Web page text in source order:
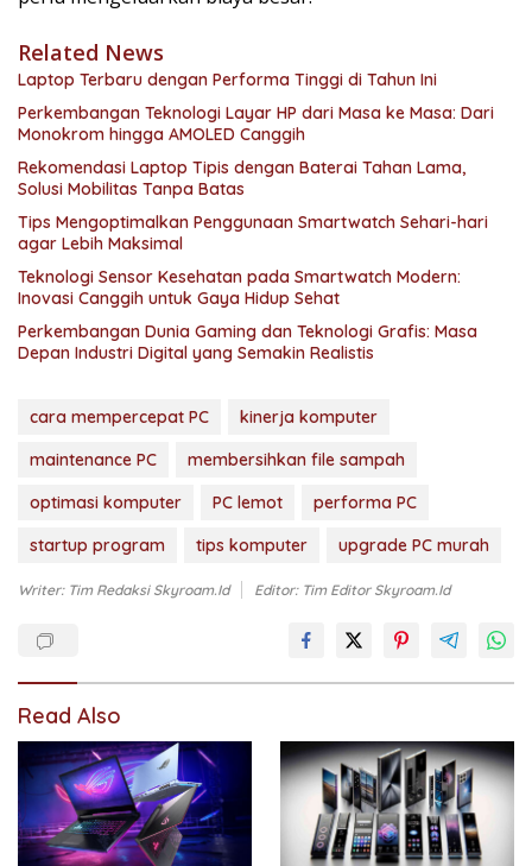
Related News
Laptop Terbaru dengan Performa Tinggi di Tahun Ini
Perkembangan Teknologi Layar HP dari Masa ke Masa: Dari
Monokrom hingga AMOLED Canggih
Rekomendasi Laptop Tipis dengan Baterai Tahan Lama,
Solusi Mobilitas Tanpa Batas
Tips Mengoptimalkan Penggunaan Smartwatch Sehari-hari
agar Lebih Maksimal
Teknologi Sensor Kesehatan pada Smartwatch Modern:
Inovasi Canggih untuk Gaya Hidup Sehat
Perkembangan Dunia Gaming dan Teknologi Grafis: Masa
Depan Industri Digital yang Semakin Realistis
cara mempercepat PC
kinerja komputer
maintenance PC
membersihkan file sampah
optimasi komputer
PC lemot
performa PC
startup program
tips komputer upgrade PC murah
Writer: Tim Redaksi Skyroam.id Editor: Tim Editor Skyroam.id
Read Also